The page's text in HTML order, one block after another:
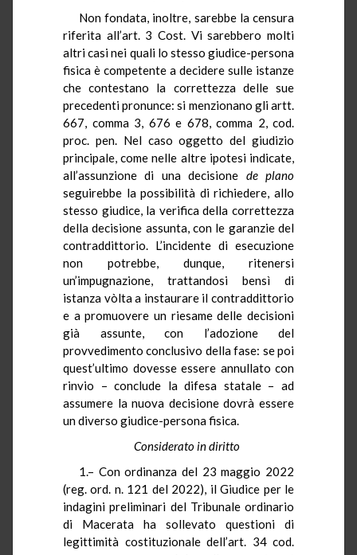
Non fondata, inoltre, sarebbe la censura
riferita all’art. 3 Cost. Vi sarebbero molti
altri casi nei quali lo stesso giudice-persona
fisica è competente a decidere sulle istanze
che contestano la correttezza delle sue
precedenti pronunce: si menzionano gli artt.
667, comma 3, 676 e 678, comma 2, cod.
proc. pen. Nel caso oggetto del giudizio
principale, come nelle altre ipotesi indicate,
all’assunzione di una decisione de plano
seguirebbe la possibilità di richiedere, allo
stesso giudice, la verifica della correttezza
della decisione assunta, con le garanzie del
contraddittorio. L’incidente di esecuzione
non potrebbe, dunque, ritenersi
un’impugnazione, trattandosi bensì di
istanza vòlta a instaurare il contraddittorio
e a promuovere un riesame delle decisioni
già assunte, con l’adozione del
provvedimento conclusivo della fase: se poi
quest’ultimo dovesse essere annullato con
rinvio – conclude la difesa statale – ad
assumere la nuova decisione dovrà essere
un diverso giudice-persona fisica.
Considerato in diritto
1.– Con ordinanza del 23 maggio 2022
(reg. ord. n. 121 del 2022), il Giudice per le
indagini preliminari del Tribunale ordinario
di Macerata ha sollevato questioni di
legittimità costituzionale dell’art. 34 cod.